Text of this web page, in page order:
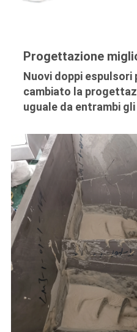
Progettazione
Nuovi doppi
cambiato la
uguale da entrambi